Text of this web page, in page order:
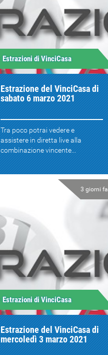
Estrazioni di VinciCasa
Estrazione del VinciCasa di
sabato 6 marzo 2021
Tra poco potrai vedere e
assistere in diretta live alla
combinazione vincente...
3 giorni fa
Estrazioni di VinciCasa
Estrazione del VinciCasa di
mercoledì 3 marzo 2021